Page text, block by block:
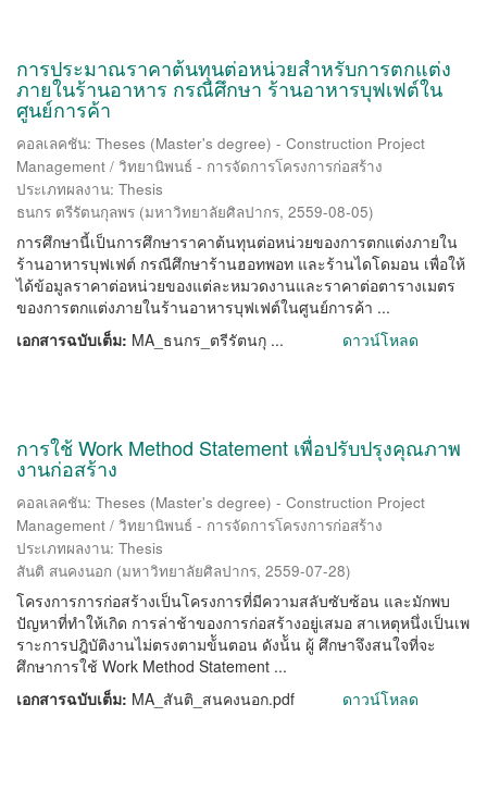
การประมาณราคาต้นทุนต่อหน่วยสำหรับการตกแต่ง
ภายในร้านอาหาร กรณีศึกษา ร้านอาหารบุฟเฟต์ใน
ศูนย์การค้า
คอลเลคชัน: Theses (Master's degree) - Construction Project
Management / วิทยานิพนธ์ - การจัดการโครงการก่อสร้าง
ประเภทผลงาน: Thesis
ธนกร ตรีรัตนกุลพร (มหาวิทยาลัยศิลปากร, 2559-08-05)
การศึกษานี้เป็นการศึกษาราคาต้นทุนต่อหน่วยของการตกแต่งภายใน
ร้านอาหารบุฟเฟต์ กรณีศึกษาร้านฮอทพอท และร้านไดโดมอน เพื่อให้
ได้ข้อมูลราคาต่อหน่วยของแต่ละหมวดงานและราคาต่อตารางเมตร
ของการตกแต่งภายในร้านอาหารบุฟเฟต์ในศูนย์การค้า ...
เอกสารฉบับเต็ม: MA_ธนกร_ตรีรัตนกุ ... ดาวน์โหลด
การใช้ Work Method Statement เพื่อปรับปรุงคุณภาพ
งานก่อสร้าง
คอลเลคชัน: Theses (Master's degree) - Construction Project
Management / วิทยานิพนธ์ - การจัดการโครงการก่อสร้าง
ประเภทผลงาน: Thesis
สันติ สนคงนอก (มหาวิทยาลัยศิลปากร, 2559-07-28)
โครงการการก่อสร้างเป็นโครงการที่มีความสลับซับซ้อน และมักพบ
ปัญหาที่ทำให้เกิด การล่าช้าของการก่อสร้างอยู่เสมอ สาเหตุหนึ่งเป็นเพ
ราะการปฎิบัติงานไม่ตรงตามข้ันตอน ดังน้ัน ผู้ ศึกษาจึงสนใจที่จะ
ศึกษาการใช้ Work Method Statement ...
เอกสารฉบับเต็ม: MA_สันติ_สนคงนอก.pdf ดาวน์โหลด